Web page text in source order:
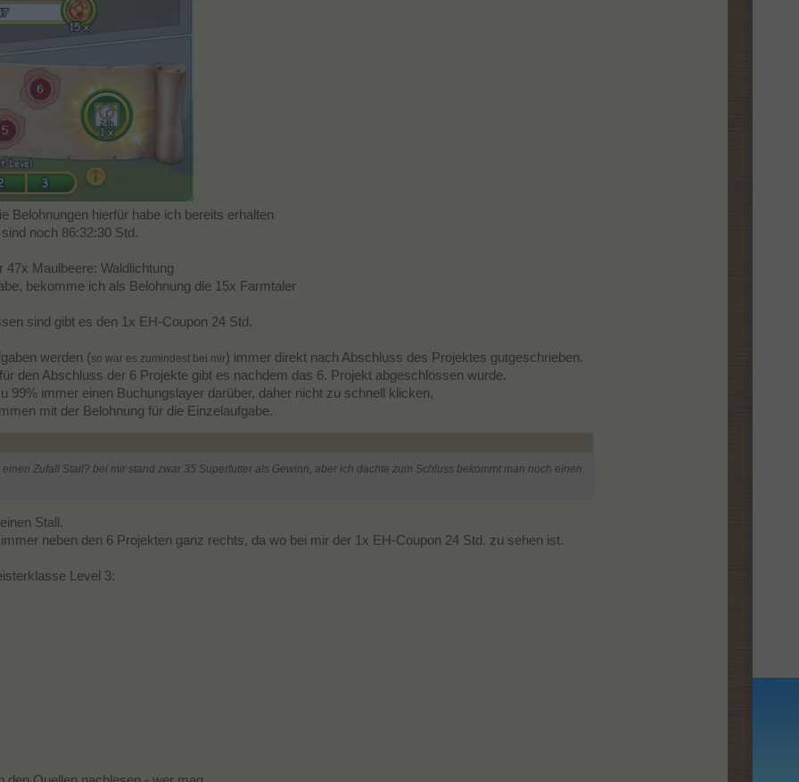
Belohnungen hierfür habe ich bereits erhalten
noch 86:32:30 Std.
47x Maulbeere: Waldlichtung
bekomme ich als Belohnung die 15x Farmtaler
sind gibt es den 1x EH-Coupon 24 Std.
werden (so war es zumindest bei mir) immer direkt nach Abschluss des Projektes gutgeschrieben.
den Abschluss der 6 Projekte gibt es nachdem das 6. Projekt abgeschlossen wurde.
99% immer einen Buchungslayer darüber, daher nicht zu schnell klicken,
mit der Belohnung für die Einzelaufgabe.
Zufall Stall? bei mir stand zwar 35 Superfutter als Gewinn, aber ich dachte zum Schluss bekommt man noch einen
Stall.
neben den 6 Projekten ganz rechts, da wo bei mir der 1x EH-Coupon 24 Std. zu sehen ist.
Level 3: